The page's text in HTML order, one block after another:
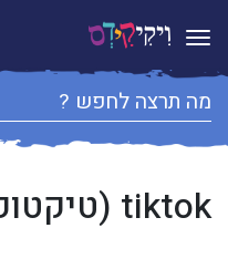
Toggle navigation
tiktok (טיקטוק)